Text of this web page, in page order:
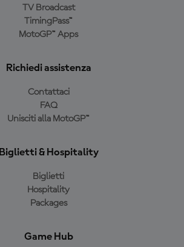
TV Broadcast
TimingPass™
MotoGP™ Apps
Richiedi assistenza
Contattaci
FAQ
Unisciti alla MotoGP™
Biglietti & Hospitality
Biglietti
Hospitality
Packages
Game Hub